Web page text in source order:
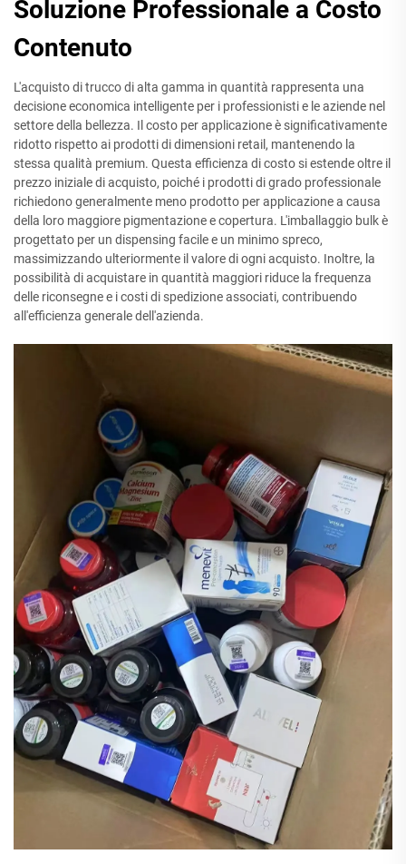
Soluzione Professionale a Costo
Contenuto
L'acquisto di trucco di alta gamma in quantità rappresenta una
decisione economica intelligente per i professionisti e le aziende nel
settore della bellezza. Il costo per applicazione è significativamente
ridotto rispetto ai prodotti di dimensioni retail, mantenendo la
stessa qualità premium. Questa efficienza di costo si estende oltre il
prezzo iniziale di acquisto, poiché i prodotti di grado professionale
richiedono generalmente meno prodotto per applicazione a causa
della loro maggiore pigmentazione e copertura. L'imballaggio bulk è
progettato per un dispensing facile e un minimo spreco,
massimizzando ulteriormente il valore di ogni acquisto. Inoltre, la
possibilità di acquistare in quantità maggiori riduce la frequenza
delle riconsegne e i costi di spedizione associati, contribuendo
all'efficienza generale dell'azienda.